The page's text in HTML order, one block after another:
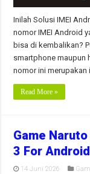
Inilah Solusi IMEI
nomor IMEI Android
bisa di kembalikan?
smartphone maupun
nomor ini
Read More »
Game
3 For
14 Juni 2026